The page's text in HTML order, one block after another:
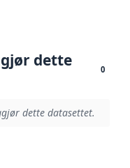
dette
0
dette datasettet.